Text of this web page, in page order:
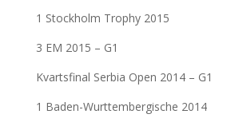
1 Stockholm Trophy 2015
3 EM 2015 – G1
Kvartsfinal Serbia Open 2014 – G1
1 Baden-Wurttembergische 2014